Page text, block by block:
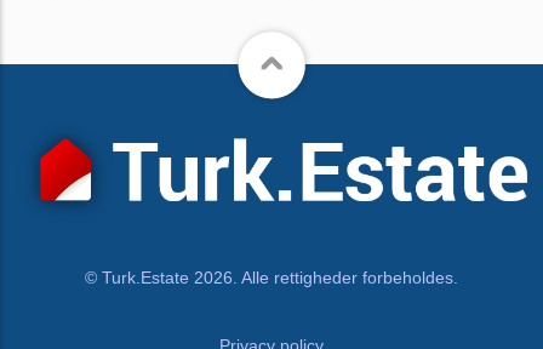
© Turk.Estate 2026. Alle rettigheder forbeholdes.